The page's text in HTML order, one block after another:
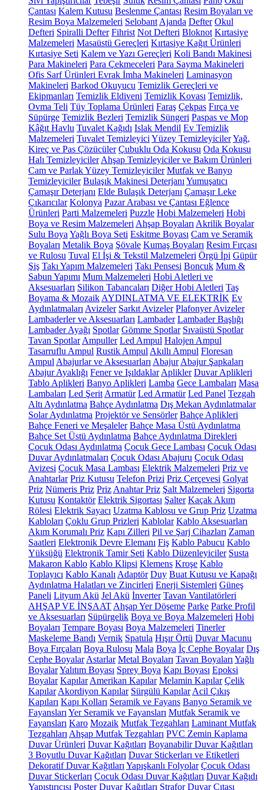
Çantası Kalem Kutusu Beslenme Çantası Resim Boyaları ve
Resim Boya Malzemeleri Selobant Ajanda Defter Okul
Defteri Spiralli Defter Fihrist Not Defteri Bloknot Kırtasiye
Malzemeleri Masaüstü Gereçleri Kırtasiye Kağıt Ürünleri
Kırtasiye Seti Kalem ve Yazı Gereçleri Koli Bandı Makinesi
Para Makineleri Para Çekmeceleri Para Sayma Makineleri
Ofis Sarf Ürünleri Evrak İmha Makineleri Laminasyon
Makineleri Barkod Okuyucu Temizlik Gereçleri ve
Ekipmanları Temizlik Eldiveni Temizlik Kovası Temizlik,
Ovma Teli Tüy Toplama Ürünleri Faraş Çekpas Fırça ve
Süpürge Temizlik Bezleri Temizlik Süngeri Paspas ve Mop
Kâğıt Havlu Tuvalet Kağıdı Islak Mendil Ev Temizlik
Malzemeleri Tuvalet Temizleyici Yüzey TemizleyicilerYağ,
Kireç ve Pas Çözücüler Çubuklu Oda Kokusu Oda Kokusu
Halı Temizleyiciler Ahşap Temizleyiciler ve Bakım Ürünleri
Cam ve Parlak Yüzey Temizleyiciler Mutfak ve Banyo
Temizleyiciler Bulaşık Makinesi Deterjanı Yumuşatıcı
Çamaşır Deterjanı Elde Bulaşık Deterjanı Çamaşır Leke
Çıkarıcılar Kolonya Pazar Arabası ve Çantası Eğlence
Ürünleri Parti Malzemeleri Puzzle Hobi Malzemeleri Hobi
Boya ve Resim Malzemeleri Ahşap Boyaları Akrilik Boyalar
Sulu Boya Yağlı Boya Seti Eskitme Boyası Cam ve Seramik
Boyaları Metalik Boya Şövale Kumaş Boyaları Resim Fırçası
ve Rulosu Tuval El İşi & Tekstil Malzemeleri Örgü İpi Güpür
Şiş Takı Yapım Malzemeleri Takı Pensesi Boncuk Mum &
Sabun Yapımı Mum Malzemeleri Hobi Aletleri ve
Aksesuarları Silikon Tabancaları Diğer Hobi Aletleri Taş
Boyama & Mozaik AYDINLATMA VE ELEKTRİK Ev
Aydınlatmaları Avizeler Sarkıt Avizeler Plafonyer Avizeler
Lambaderler ve Aksesuarları Lambader Lambader Başlığı
Lambader Ayağı Spotlar Gömme Spotlar Sıvaüstü Spotlar
Tavan Spotlar Ampuller Led Ampul Halojen Ampul
Tasarruflu Ampul Rustik Ampul Akıllı Ampul Floresan
Ampul Abajurlar ve Aksesuarları Abajur Abajur Şapkaları
Abajur Ayaklığı Fener ve Işıldaklar Aplikler Duvar Aplikleri
Tablo Aplikleri Banyo Aplikleri Lamba Gece Lambaları Masa
Lambaları Led Şerit Armatür Led Armatür Led Panel Tezgah
Altı Aydınlatma Bahçe Aydınlatma Dış Mekan Aydınlatmalar
Solar Aydınlatma Projektör ve Sensörler Bahçe Aplikleri
Bahçe Feneri ve Meşaleler Bahçe Masa Üstü Aydınlatma
Bahçe Set Üstü Aydınlatma Bahçe Aydınlatma Direkleri
Çocuk Odası Aydınlatma Çocuk Gece Lambası Çocuk Odası
Duvar Aydınlatmaları Çocuk Odası Abajuru Çocuk Odası
Avizesi Çocuk Masa Lambası Elektrik Malzemeleri Priz ve
Anahtarlar Priz Kutusu Telefon Prizi Priz Çerçevesi Golyat
Priz Nümeris Priz Priz Anahtar Priz Şalt Malzemeleri Sigorta
Kutusu Kontaktör Elektrik Sigortası Şalter Kaçak Akım
Rölesi Elektrik Sayacı Uzatma Kablosu ve Grup Priz Uzatma
Kabloları Çoklu Grup Prizleri Kablolar Kablo Aksesuarları
Akım Korumalı Priz Kapı Zilleri Pil ve Şarj Cihazları Zaman
Saatleri Elektronik Devre Elemanı Fiş Kablo Pabucu Kablo
Yüksüğü Elektronik Tamir Seti Kablo Düzenleyiciler Susta
Makaron Kablo Kablo Klipsi Klemens Kroşe Kablo
Toplayıcı Kablo Kanalı Adaptör Duy Buat Kutusu ve Kapağı
Aydınlatma Halatları ve Zincirleri Enerji Sistemleri Güneş
Paneli Lityum Akü Jel Akü İnverter Tavan Vantilatörleri
AHŞAP VE İNŞAAT Ahşap Yer Döşeme Parke Parke Profil
ve Aksesuarları Süpürgelik Boya ve Boya Malzemeleri Hobi
Boyaları Tempare Boyası Boya Malzemeleri Tinerler
Maskeleme Bandı Vernik Spatula Hışır Örtü Duvar Macunu
Boya Fırçaları Boya Rulosu Mala Boya İç Cephe Boyalar Dış
Cephe Boyalar Astarlar Metal Boyaları Tavan Boyaları Yağlı
BoyalarYalıtım Boyası Sprey Boya Kapı Boyası Epoksi
Boyalar Kapılar Amerikan Kapılar Melamin Kapılar Çelik
Kapılar Akordiyon Kapılar Sürgülü Kapılar Acil Çıkış
Kapıları Kapı Kolları Seramik ve Fayans Banyo Seramik ve
Fayansları Yer Seramik ve Fayansları Mutfak Seramik ve
Fayansları Karo Mozaik Mutfak Tezgahları Laminant Mutfak
Tezgahları Ahşap Mutfak Tezgahları PVC Zemin Kaplama
Duvar Ürünleri Duvar Kağıtları Boyanabilir Duvar Kağıtları
3 Boyutlu Duvar Kağıtları Duvar Stickerları ve Etiketleri
Dekoratif Duvar Kağıtları Yapışkanlı Folyolar Çocuk Odası
Duvar Stickerları Çocuk Odası Duvar Kağıtları Duvar Kağıdı
Yapıştırıcısı Poster Duvar Kağıtları Strafor Duvar Çıtası